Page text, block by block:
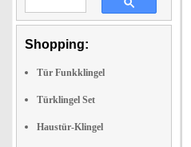
Shopping:
Tür Funkklingel
Türklingel Set
Haustür-Klingel